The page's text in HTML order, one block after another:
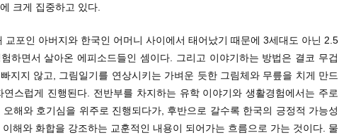
크게 집중하고 있다.
교포인 아버지와 한국인 어머니 사이에서 태어났기 때문에 3세대도 아닌 2.5
하면서 살아온 에피소드들인 셈이다. 그리고 이야기하는 방법은 결코 무겁
지지 않고, 그림일기를 연상시키는 가벼운 듯한 그림체와 무릎을 치게 만드
연스럽게 진행된다. 전반부를 차지하는 유학 이야기와 생활경험에서는 주로
오해와 호기심을 위주로 진행되다가, 후반으로 갈수록 한국의 긍정적 가능성
해와 화합을 강조하는 교훈적인 내용이 되어가는 흐름으로 가는 것이다. 물